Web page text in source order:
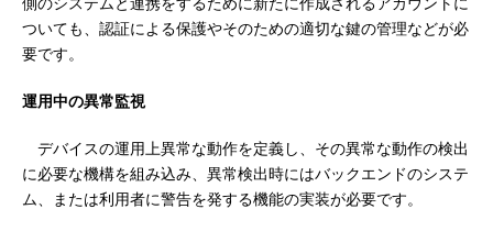
ついても、認証による保護やそのための適切な鍵の管理などが必
要です。
運用中の異常監視
デバイスの運用上異常な動作を定義し、その異常な動作の検出
に必要な機構を組み込み、異常検出時にはバックエンドのシステ
ム、または利用者に警告を発する機能の実装が必要です。